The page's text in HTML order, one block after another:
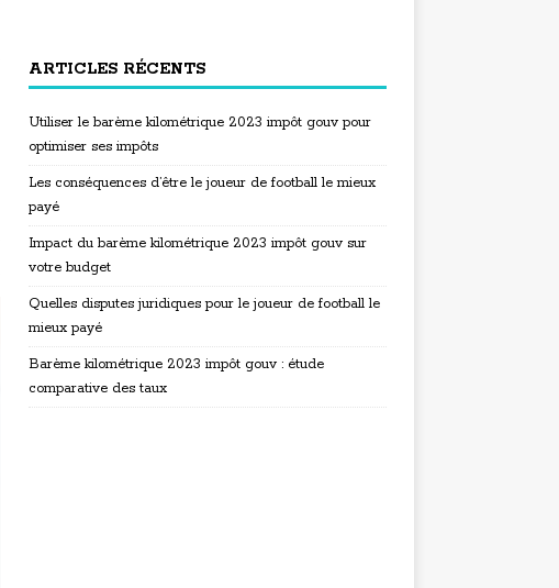
ARTICLES RÉCENTS
Utiliser le barème kilométrique 2023 impôt gouv pour
optimiser ses impôts
Les conséquences d’être le joueur de football le mieux
payé
Impact du barème kilométrique 2023 impôt gouv sur
votre budget
Quelles disputes juridiques pour le joueur de football le
mieux payé
Barème kilométrique 2023 impôt gouv : étude
comparative des taux